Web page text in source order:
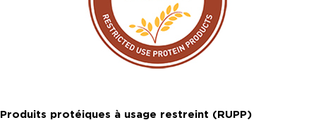
Produits protéiques à usage restreint (RUPP)